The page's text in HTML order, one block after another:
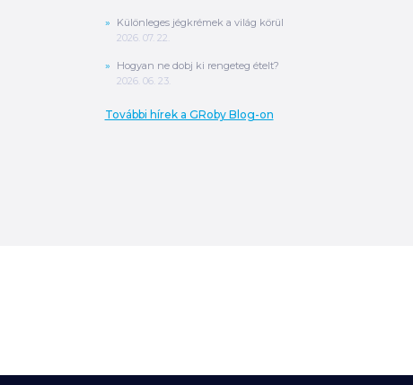
költséget nem tartalmazza. További
Különleges jégkrémek a világ körül
2026. 07. 22.
Hogyan ne dobj ki rengeteg ételt?
2026. 06. 23.
További hírek a GRoby Blog-on